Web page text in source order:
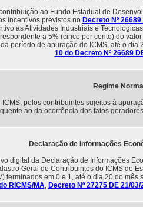
ao Fundo Estadual de
incentivos previstos no Decreto Nº
às Atividades Industriais e
a 5% (cinco por cento) do
período de apuração do ICMS, até o
10 do Decreto Nº 26689
Regime
ICMS, pelos contribuintes sujeitos à
ao da ocorrência dos fatos
Declaração de Informações
digital da Declaração de Informações
Geral de Contribuintes do ICMS do
terminados em 0 e 1, até o dia 20 do
RICMS/MA, Decreto Nº 27275 DE 21/03/